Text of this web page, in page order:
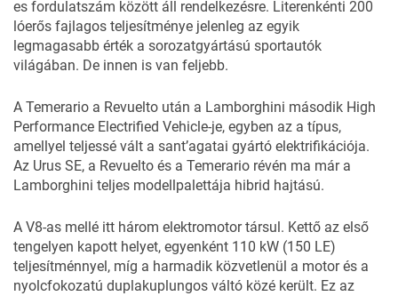
es fordulatszám között áll rendelkezésre. Literenkénti 200
lóerős fajlagos teljesítménye jelenleg az egyik
legmagasabb érték a sorozatgyártású sportautók
világában. De innen is van feljebb.
A Temerario a Revuelto után a Lamborghini második High
Performance Electrified Vehicle-je, egyben az a típus,
amellyel teljessé vált a sant’agatai gyártó elektrifikációja.
Az Urus SE, a Revuelto és a Temerario révén ma már a
Lamborghini teljes modellpalettája hibrid hajtású.
A V8-as mellé itt három elektromotor társul. Kettő az első
tengelyen kapott helyet, egyenként 110 kW (150 LE)
teljesítménnyel, míg a harmadik közvetlenül a motor és a
nyolcfokozatú duplakuplungos váltó közé került. Ez az